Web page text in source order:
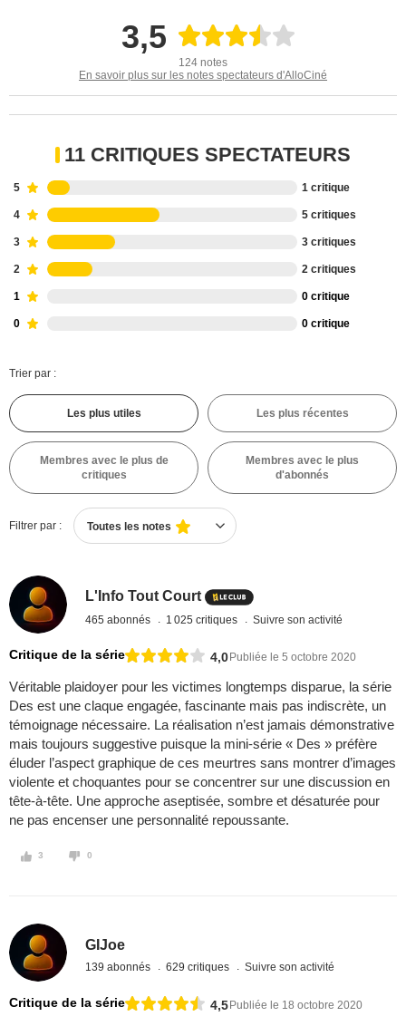
3,5
124 notes
En savoir plus sur les notes spectateurs d'AlloCiné
11 CRITIQUES SPECTATEURS
5 1 critique
4 5 critiques
3 3 critiques
2 2 critiques
1 0 critique
0 0 critique
Trier par :
Les plus utiles Les plus récentes
Membres avec le plus de
critiques
Membres avec le plus
d'abonnés
Filtrer par : Toutes les notes
L'Info Tout Court
465 abonnés 1 025 critiques Suivre son activité
Critique de la série 4,0Publiée le 5 octobre 2020
Véritable plaidoyer pour les victimes longtemps disparue, la série
Des est une claque engagée, fascinante mais pas indiscrète, un
témoignage nécessaire. La réalisation n’est jamais démonstrative
mais toujours suggestive puisque la mini-série « Des » préfère
éluder l’aspect graphique de ces meurtres sans montrer d’images
violente et choquantes pour se concentrer sur une discussion en
tête-à-tête. Une approche aseptisée, sombre et désaturée pour
ne pas encenser une personnalité repoussante.
3 0
GIJoe
139 abonnés 629 critiques Suivre son activité
Critique de la série 4,5Publiée le 18 octobre 2020